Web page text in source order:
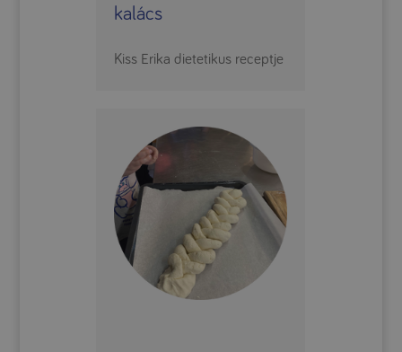
kalács
Kiss Erika dietetikus receptje